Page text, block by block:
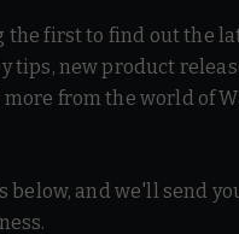
the first to find out the
tips, new product
from the world of
below, and we'll send